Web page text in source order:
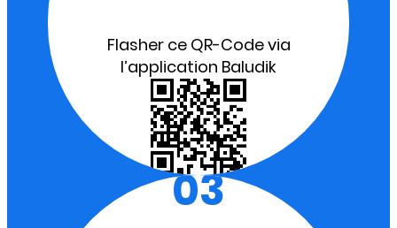
Flasher ce QR-Code via
l’application Baludik
03